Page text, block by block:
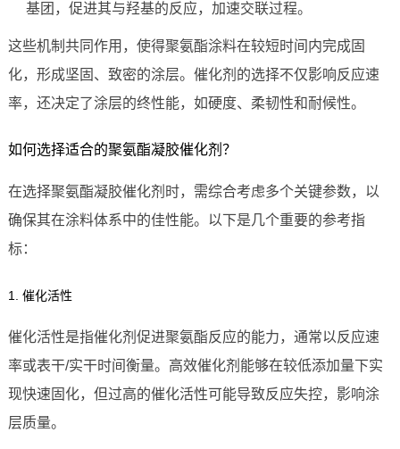
基团，促进其与羟基的反应，加速交联过程。
这些机制共同作用，使得聚氨酯涂料在较短时间内完成固
化，形成坚固、致密的涂层。催化剂的选择不仅影响反应速
率，还决定了涂层的终性能，如硬度、柔韧性和耐候性。
如何选择适合的聚氨酯凝胶催化剂？
在选择聚氨酯凝胶催化剂时，需综合考虑多个关键参数，以
确保其在涂料体系中的佳性能。以下是几个重要的参考指
标：
1. 催化活性
催化活性是指催化剂促进聚氨酯反应的能力，通常以反应速
率或表干/实干时间衡量。高效催化剂能够在较低添加量下实
现快速固化，但过高的催化活性可能导致反应失控，影响涂
层质量。